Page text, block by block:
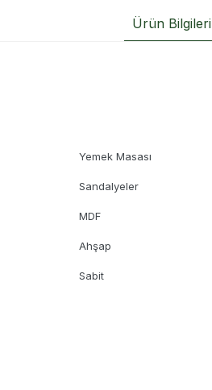
Ürün Bilgileri
Yemek Masası
Sandalyeler
MDF
Ahşap
Sabit